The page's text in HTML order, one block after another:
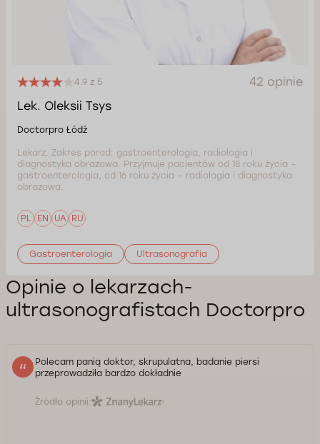
4.9 z 5
42 opinie
Lek. Oleksii Tsys
Doctorpro Łódź
Lekarz. Zakres porad: gastroenterologia, radiologia i
diagnostyka obrazowa. Przyjmuje pacjentów od 18 roku życia –
gastroenterologia, od 16 roku życia – radiologia i diagnostyka
obrazowa.
PL EN UA RU
Gastroenterologia Ultrasonografia
Opinie o lekarzach-
ultrasonografistach Doctorpro
Polecam panią doktor, skrupulatna, badanie piersi
przeprowadziła bardzo dokładnie
Źródło opinii: